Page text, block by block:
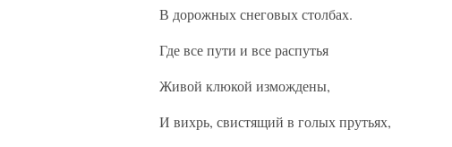
В дорожных снеговых столбах.
Где все пути и все распутья
Живой клюкой измождены,
И вихрь, свистящий в голых прутьях,